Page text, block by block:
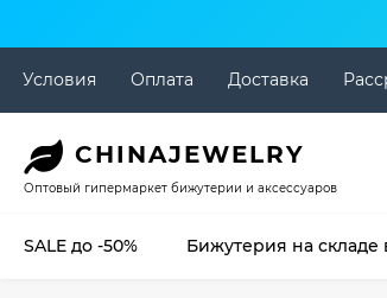
Условия Оплата Доставка
CHINAJEWELRY
Оптовый гипермаркет бижутерии и аксессуаров
SALE до -50% Бижутерия на складе